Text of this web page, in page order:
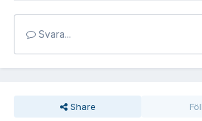
Svara...
Share